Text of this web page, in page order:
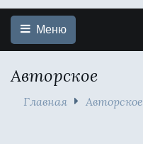
Меню
Авторское
Главная Авторское